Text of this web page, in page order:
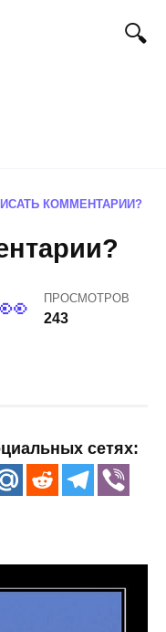
КОММЕНТАРИИ?
ПРОСМОТРОВ
243
сетях: